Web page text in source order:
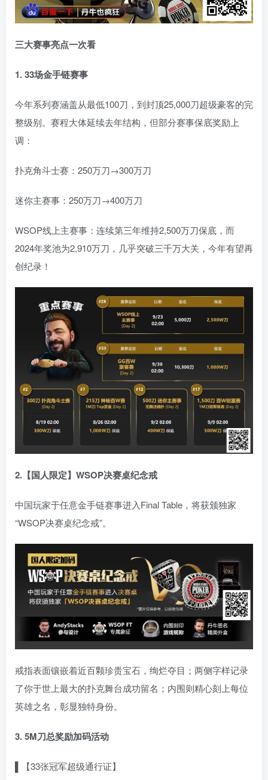
三大赛事亮点一次看
1. 33场金手链赛事
今年系列赛涵盖从最低100刀，到封顶25,000刀超级豪客的完
整级别。赛程大体延续去年结构，但部分赛事保底奖励上
调：
扑克角斗士赛：250万刀→300万刀
迷你主赛事：250万刀→400万刀
WSOP线上主赛事：连续第三年维持2,500万刀保底，而
2024年奖池为2,910万刀，几乎突破三千万大关，今年有望再
创纪录！
2.【国人限定】WSOP决赛桌纪念戒
中国玩家于任意金手链赛事进入Final Table，将获颁独家
“WSOP决赛桌纪念戒”。
戒指表面镶嵌着近百颗珍贵宝石，绚烂夺目；两侧字样记录
了你于世上最大的扑克舞台成功留名；内围则精心刻上每位
英雄之名，彰显独特身份。
3. 5M刀总奖励加码活动
▌【33张冠军超级通行证】